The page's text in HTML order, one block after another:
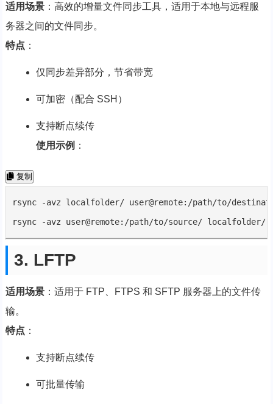
适用场景：高效的增量文件同步工具，适用于本地与远程服
务器之间的文件同步。
特点 ：
仅同步差异部分，节省带宽
可加密（配合 SSH）
支持断点续传
使用示例 ：
复制
rsync -avz localfolder/ user@remote:/path/to/
rsync -avz user@remote:/path/to/source/ localfolder/
3. LFTP
适用场景：适用于 FTP、FTPS 和 SFTP 服务器上的文件传
输。
特点 ：
支持断点续传
可批量传输